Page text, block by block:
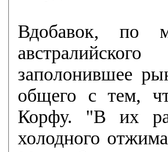
Вдобавок, по
заполонившее
общего с тем,
Корфу. "В их
холодного